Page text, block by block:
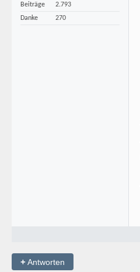
Beiträge
2.793
Danke
270
+Antworten